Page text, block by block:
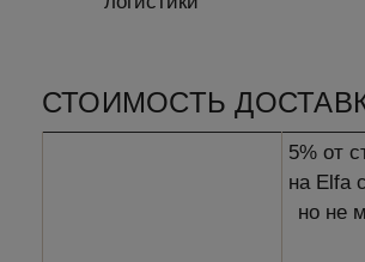
СТОИМОСТЬ
5% от
на Elfa
но не